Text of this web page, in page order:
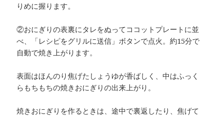
りめに握ります。
②おにぎりの表裏にタレをぬってココットプレートに並
べ、「レシピをグリルに送信」ボタンで点火。約15分で
自動で焼き上がります。
表面はほんのり焦げたしょうゆが香ばしく、中はふっく
らもちもちの焼きおにぎりの出来上がり。
焼きおにぎりを作るときは、途中で裏返したり、焦げて